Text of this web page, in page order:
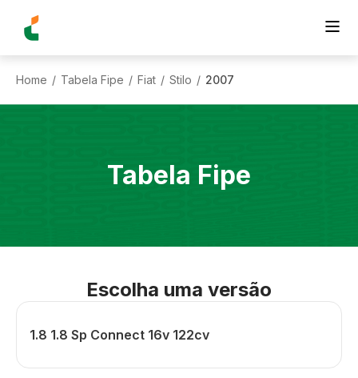
Home / Tabela Fipe / Fiat / Stilo / 2007
Tabela Fipe
Escolha uma versão
1.8 1.8 Sp Connect 16v 122cv